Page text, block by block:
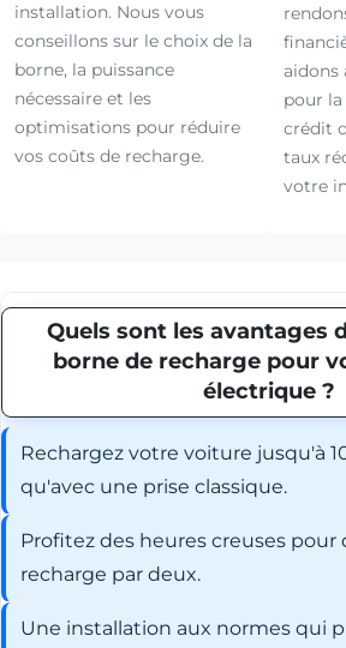
installation. Nous vous
conseillons sur le choix de la
borne, la puissance
nécessaire et les
optimisations pour réduire
vos coûts de recharge.
aidons
pour
crédit
taux
votre
Quels sont les avantages
borne de recharge pour
électrique ?
Rechargez votre voiture jusqu'à
qu'avec une prise classique.
Profitez des heures creuses
recharge par deux.
Une installation aux normes qui